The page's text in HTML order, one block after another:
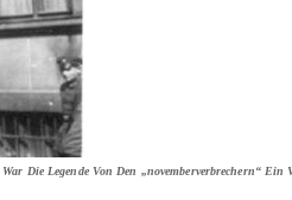
Die Legende Von Den „novemberverbrechern“